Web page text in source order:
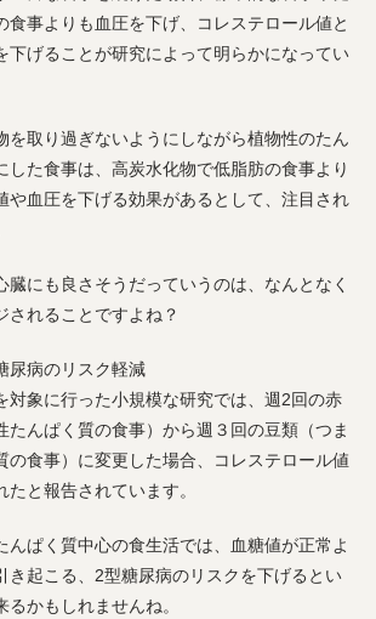
食事よりも血圧を下げ、コレステロール値と
下げることが研究によって明らかになってい
を取り過ぎないようにしながら植物性のたん
した食事は、高炭水化物で低脂肪の食事より
や血圧を下げる効果があるとして、注目され
臓にも良さそうだっていうのは、なんとなく
されることですよね？
尿病のリスク軽減
対象に行った小規模な研究では、週2回の赤
たんぱく質の食事）から週３回の豆類（つま
の食事）に変更した場合、コレステロール値
たと報告されています。
んぱく質中心の食生活では、血糖値が正常よ
き起こる、2型糖尿病のリスクを下げるとい
るかもしれませんね。